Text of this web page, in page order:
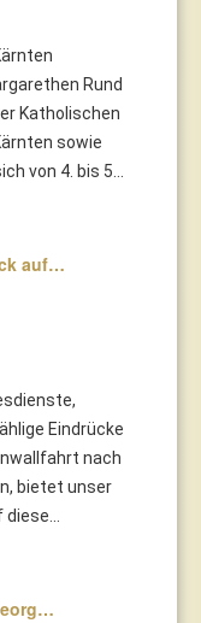
Rund
Katholischen
sowie
von 4. bis 5...
auf…
Eindrücke
nach
bietet unser
diese...